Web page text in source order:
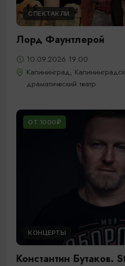
СПЕКТАКЛИ
Лорд Фаунтлерой
10.09.2026 19:00
Калининград,
драматический театр
ОТ 1000₽
КОНЦЕРТЫ
Константин Бутаков.